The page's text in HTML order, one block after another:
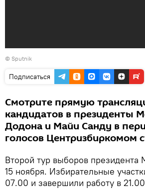
© Sputnik
Подписаться
Смотрите прямую
кандидатов в президенты
Додона и Майи Санду в
голосов Центризбиркомом
Второй тур выборов
15 ноября. Избирательные
07.00 и завершили работу в